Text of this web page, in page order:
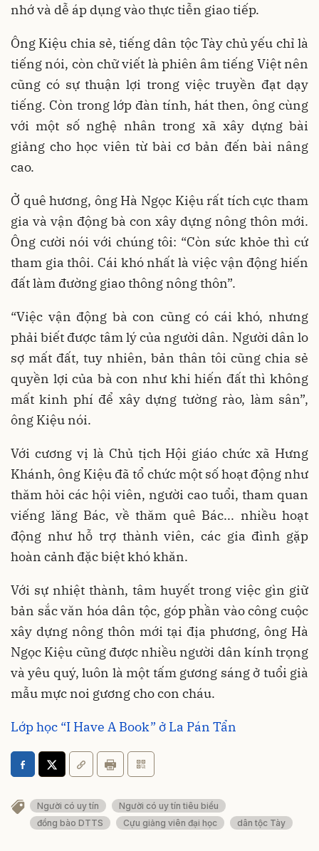
nhớ và dễ áp dụng vào thực tiễn giao tiếp.
Ông Kiệu chia sẻ, tiếng dân tộc Tày chủ yếu chỉ là
tiếng nói, còn chữ viết là phiên âm tiếng Việt nên
cũng có sự thuận lợi trong việc truyền đạt dạy
tiếng. Còn trong lớp đàn tính, hát then, ông cùng
với một số nghệ nhân trong xã xây dựng bài
giảng cho học viên từ bài cơ bản đến bài nâng
cao.
Ở quê hương, ông Hà Ngọc Kiệu rất tích cực tham
gia và vận động bà con xây dựng nông thôn mới.
Ông cười nói với chúng tôi: “Còn sức khỏe thì cứ
tham gia thôi. Cái khó nhất là việc vận động hiến
đất làm đường giao thông nông thôn”.
“Việc vận động bà con cũng có cái khó, nhưng
phải biết được tâm lý của người dân. Người dân lo
sợ mất đất, tuy nhiên, bản thân tôi cũng chia sẻ
quyền lợi của bà con như khi hiến đất thì không
mất kinh phí để xây dựng tường rào, làm sân”,
ông Kiệu nói.
Với cương vị là Chủ tịch Hội giáo chức xã Hưng
Khánh, ông Kiệu đã tổ chức một số hoạt động như
thăm hỏi các hội viên, người cao tuổi, tham quan
viếng lăng Bác, về thăm quê Bác... nhiều hoạt
động như hỗ trợ thành viên, các gia đình gặp
hoàn cảnh đặc biệt khó khăn.
Với sự nhiệt thành, tâm huyết trong việc gìn giữ
bản sắc văn hóa dân tộc, góp phần vào công cuộc
xây dựng nông thôn mới tại địa phương, ông Hà
Ngọc Kiệu cũng được nhiều người dân kính trọng
và yêu quý, luôn là một tấm gương sáng ở tuổi già
mẫu mực noi gương cho con cháu.
Lớp học “I Have A Book” ở La Pán Tẩn
Người có uy tín
Người có uy tín tiêu biểu
đồng bào DTTS
Cựu giảng viên đại học dân tộc Tày